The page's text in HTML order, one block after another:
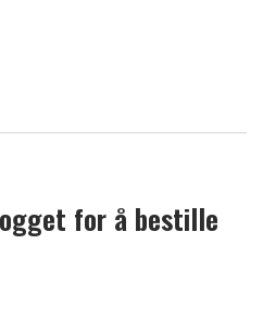
for å bestille